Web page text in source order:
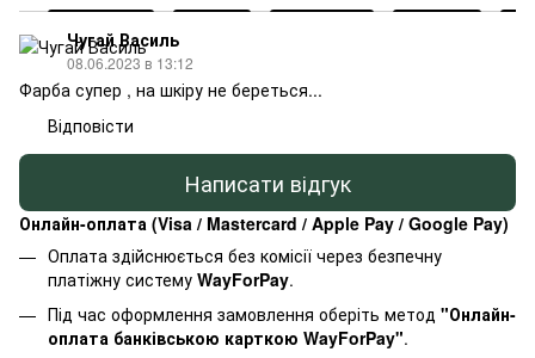
Чугай Василь
08.06.2023 в 13:12
Фарба супер , на шкіру не береться...
Відповісти
Написати відгук
Онлайн-оплата (Visa / Mastercard / Apple Pay / Google Pay)
Оплата здійснюється без комісії через безпечну
платіжну систему WayForPay.
Під час оформлення замовлення оберіть метод "Онлайн-
оплата банківською карткою WayForPay".